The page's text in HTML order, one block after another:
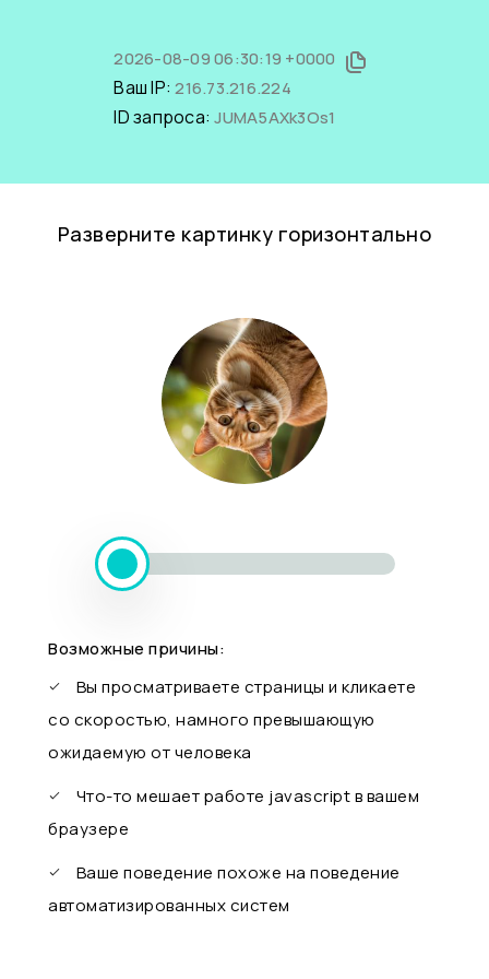
2026-08-09 06:30:19 +0000
Ваш IP:216.73.216.224
ID запроса:JUMA5AXk3Os1
Разверните картинку горизонтально
Возможные причины:
Вы просматриваете страницы и кликаете
со скоростью, намного превышающую
ожидаемую от человека
Что-то мешает работе javascript в вашем
браузере
Ваше поведение похоже на поведение
автоматизированных систем